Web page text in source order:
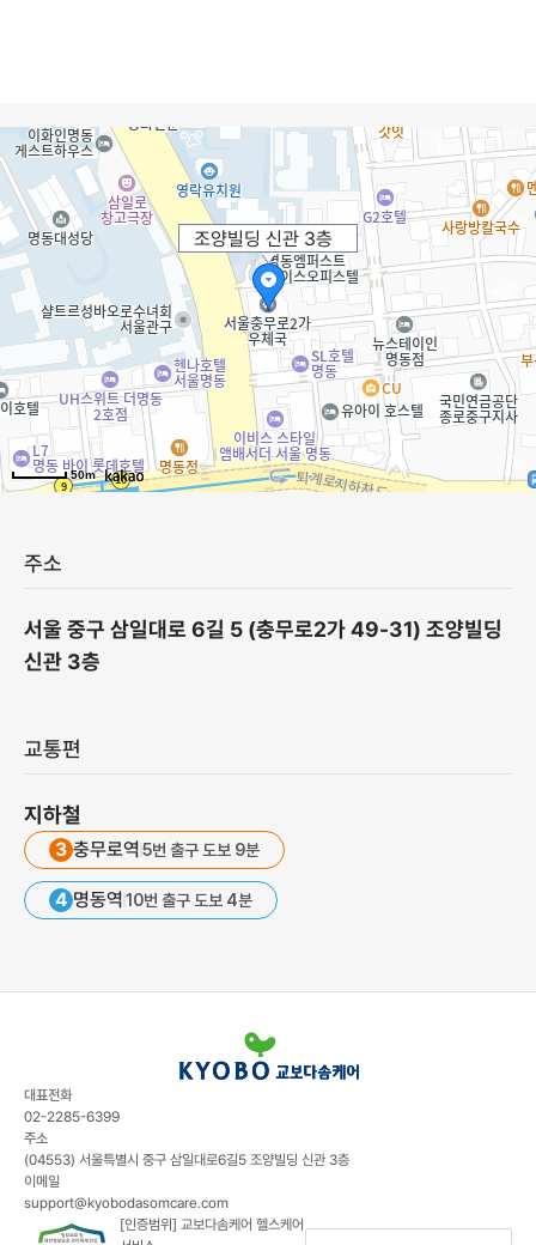
조양빌딩 신관 3층
50m
주소
서울 중구 삼일대로 6길 5 (충무로2가 49-31) 조양빌딩
신관 3층
교통편
지하철
3 충무로역 5번 출구 도보 9분
4 명동역 10번 출구 도보 4분
대표전화
02-2285-6399
주소
(04553) 서울특별시 중구 삼일대로6길5 조양빌딩 신관 3층
이메일
support@kyobodasomcare.com
[인증범위] 교보다솜케어 헬스케어 옵